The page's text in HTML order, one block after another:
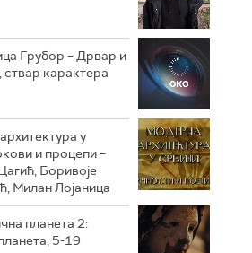
РТС ТРЕЗОР
РТС ПОЛЕТАРАЦ
Грубор – Дрвар и
ствар карактера
у
и процепи –
Боривоје
Милан Лојаница
планета 2:
5-19